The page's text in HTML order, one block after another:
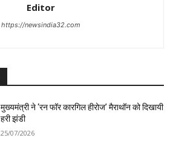
Editor
https://newsindia32.com
मुख्यमंत्री ने ‘रन फॉर कारगिल हीरोज’ मैराथॉन को दिखायी
हरी झंडी
25/07/2026